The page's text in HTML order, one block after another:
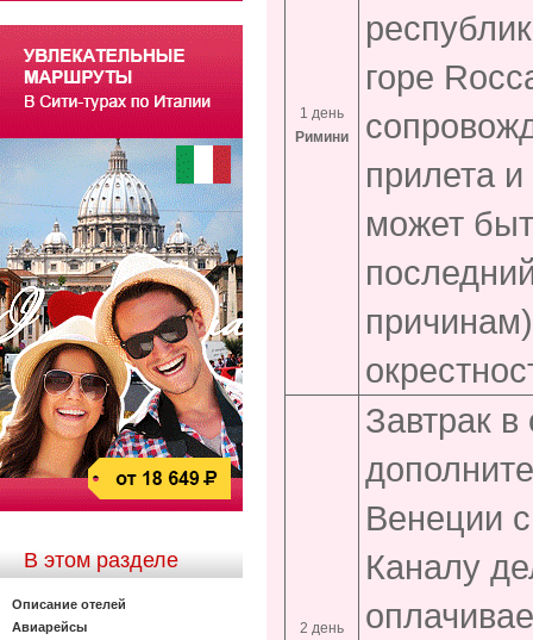
В этом разделе
Описание отелей
Авиарейсы
1 день
Римини
горе
прилета
может
2 день
Завтрак
Венеции
Каналу